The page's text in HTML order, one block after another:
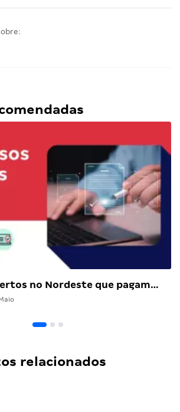
no Nordeste que pagam…
relacionados